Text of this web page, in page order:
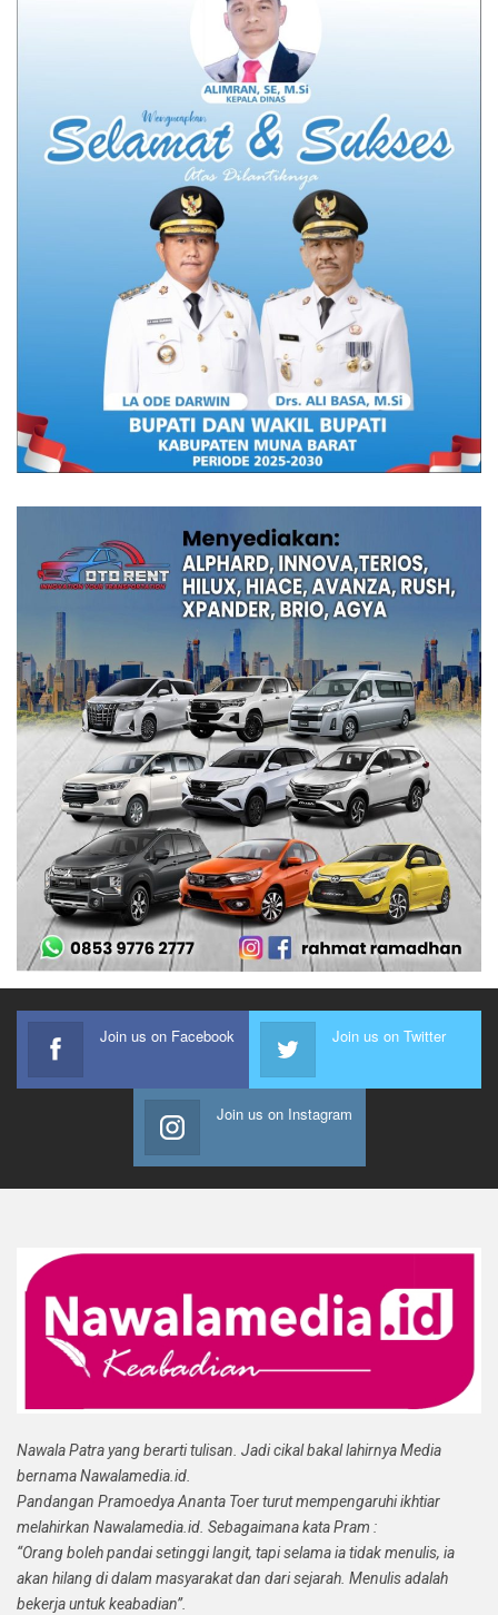
Join us on Facebook Join us on Twitter
Join us on Instagram
Nawala Patra yang berarti tulisan. Jadi cikal bakal lahirnya Media
bernama Nawalamedia.id.
Pandangan Pramoedya Ananta Toer turut mempengaruhi ikhtiar
melahirkan Nawalamedia.id. Sebagaimana kata Pram :
“Orang boleh pandai setinggi langit, tapi selama ia tidak menulis, ia
akan hilang di dalam masyarakat dan dari sejarah. Menulis adalah
bekerja untuk keabadian”.